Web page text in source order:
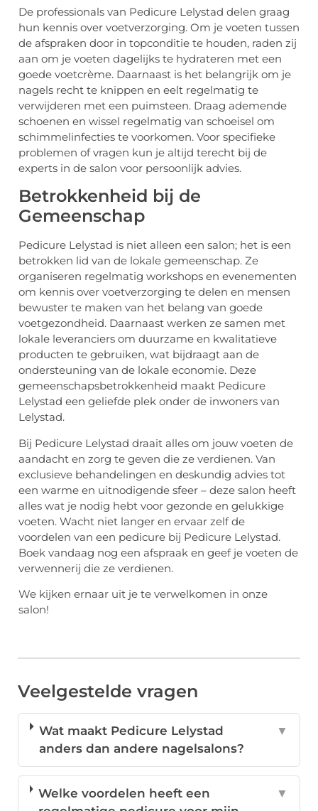
De professionals van Pedicure Lelystad delen graag
hun kennis over voetverzorging. Om je voeten tussen
de afspraken door in topconditie te houden, raden zij
aan om je voeten dagelijks te hydrateren met een
goede voetcrème. Daarnaast is het belangrijk om je
nagels recht te knippen en eelt regelmatig te
verwijderen met een puimsteen. Draag ademende
schoenen en wissel regelmatig van schoeisel om
schimmelinfecties te voorkomen. Voor specifieke
problemen of vragen kun je altijd terecht bij de
experts in de salon voor persoonlijk advies.
Betrokkenheid bij de
Gemeenschap
Pedicure Lelystad is niet alleen een salon; het is een
betrokken lid van de lokale gemeenschap. Ze
organiseren regelmatig workshops en evenementen
om kennis over voetverzorging te delen en mensen
bewuster te maken van het belang van goede
voetgezondheid. Daarnaast werken ze samen met
lokale leveranciers om duurzame en kwalitatieve
producten te gebruiken, wat bijdraagt aan de
ondersteuning van de lokale economie. Deze
gemeenschapsbetrokkenheid maakt Pedicure
Lelystad een geliefde plek onder de inwoners van
Lelystad.
Bij Pedicure Lelystad draait alles om jouw voeten de
aandacht en zorg te geven die ze verdienen. Van
exclusieve behandelingen en deskundig advies tot
een warme en uitnodigende sfeer – deze salon heeft
alles wat je nodig hebt voor gezonde en gelukkige
voeten. Wacht niet langer en ervaar zelf de
voordelen van een pedicure bij Pedicure Lelystad.
Boek vandaag nog een afspraak en geef je voeten de
verwennerij die ze verdienen.
We kijken ernaar uit je te verwelkomen in onze
salon!
Veelgestelde vragen
Wat maakt Pedicure Lelystad
anders dan andere nagelsalons?
▼
Welke voordelen heeft een
▼